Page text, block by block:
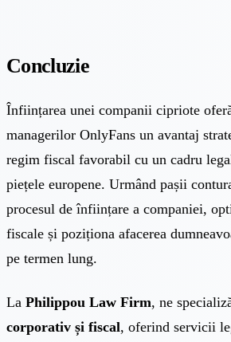
Concluzie
Înființarea unei companii cipriote
managerilor OnlyFans un avantaj
regim fiscal favorabil cu un cadru
piețele europene. Urmând pașii
procesul de înființare a companiei,
fiscale și poziționa afacerea
pe termen lung.
La Philippou Law Firm, ne
corporativ și fiscal, oferind servicii